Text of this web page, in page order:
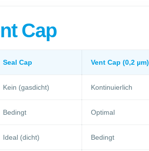
Cap
Seal Cap Vent Cap (0,2 µm)
Kein (gasdicht) Kontinuierlich
Bedingt Optimal
Ideal (dicht) Bedingt